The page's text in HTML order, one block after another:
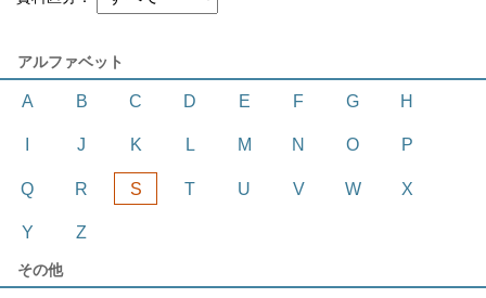
アルファベット
A B C D E F G H
J K L M N O P
Q R S T U V W X
Y Z
その他